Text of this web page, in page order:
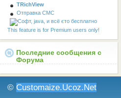
TRichView
Отправка СМС
This feature is for Premium users only!
Последние сообщения с
Форума
© Customaize.Ucoz.Net